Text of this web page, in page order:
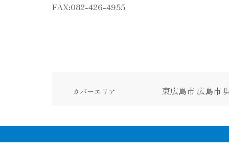
FAX:082-426-4955
カバーエリア 東広島市 広島市